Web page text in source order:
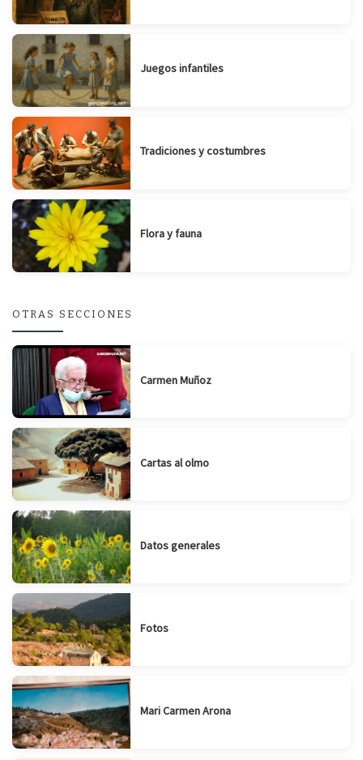
Juegos infantiles
Tradiciones y costumbres
Flora y fauna
OTRAS SECCIONES
Carmen Muñoz
Cartas al olmo
Datos generales
Fotos
Mari Carmen Arona